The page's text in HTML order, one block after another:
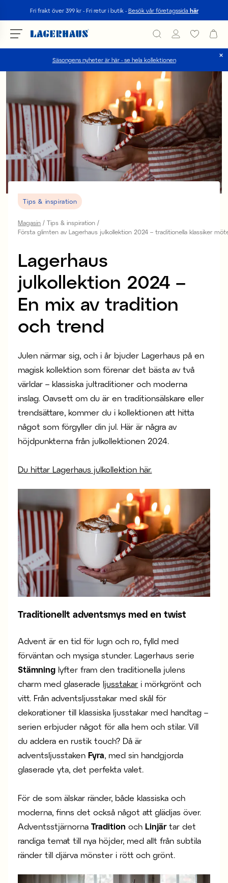
Fri frakt över 399 kr - Fri retur i butik - Besök vår företagssida här
Säsongens nyheter är här - se hela kollektionen
Välj språk / valuta
DK / EUR
FI / EUR
NO / NKR
SE / SEK
Tips & inspiration
Magasin
Tips & inspiration
Första glimten av Lagerhaus julkollektion 2024 – traditionella klassiker
Lagerhaus
julkollektion 2024 –
En mix av tradition
och trend
Julen närmar sig, och i år bjuder Lagerhaus på en
magisk kollektion som förenar det bästa av två
världar – klassiska jultraditioner och moderna
inslag. Oavsett om du är en traditionsälskare eller
trendsättare, kommer du i kollektionen att hitta
något som förgyller din jul. Här är några av
höjdpunkterna från julkollektionen 2024.
Du hittar Lagerhaus julkollektion här.
Traditionellt adventsmys med en twist
Advent är en tid för lugn och ro, fylld med
förväntan och mysiga stunder. Lagerhaus serie
Stämning lyfter fram den traditionella julens
charm med glaserade ljusstakar i mörkgrönt och
vitt. Från adventsljusstakar med skål för
dekorationer till klassiska ljusstakar med handtag –
serien erbjuder något för alla hem och stilar. Vill
du addera en rustik touch? Då är
adventsljusstakenFyra, med sin handgjorda
glaserade yta, det perfekta valet.
För de som älskar ränder, både klassiska och
moderna, finns det också något att glädjas över.
AdventsstjärnornaTraditionochLinjärtar det
randiga temat till nya höjder, med allt från subtila
ränder till djärva mönster i rött och grönt.